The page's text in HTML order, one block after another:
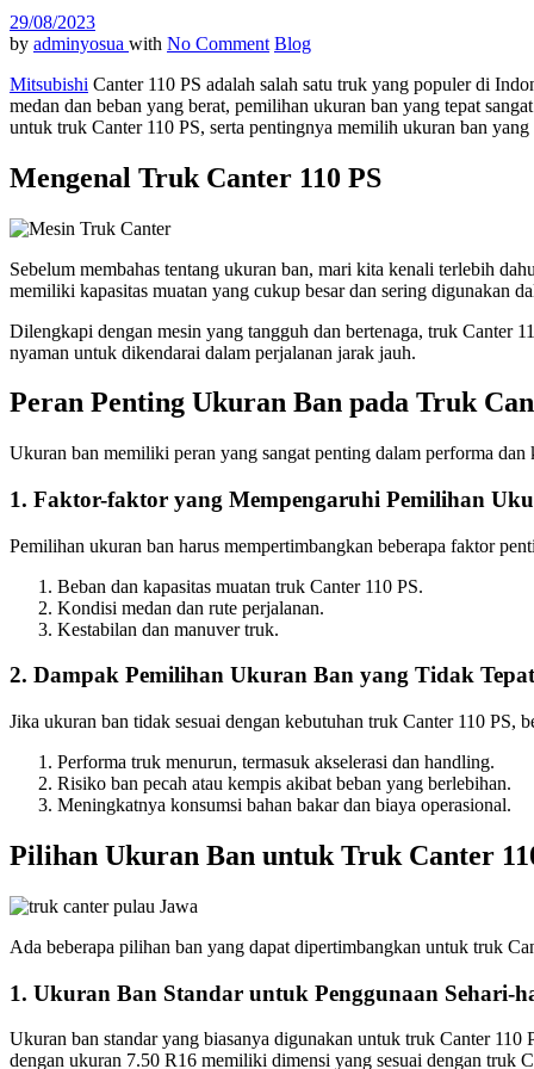
29/08/2023
by adminyosua with No Comment Blog
Mitsubishi Canter 110 PS adalah salah satu truk yang populer di
medan dan beban yang berat, pemilihan ukuran ban yang tepat
untuk truk Canter 110 PS, serta pentingnya memilih ukuran ban
Mengenal Truk Canter 110 PS
Sebelum membahas tentang ukuran ban, mari kita kenali terlebih
memiliki kapasitas muatan yang cukup besar dan sering digunakan
Dilengkapi dengan mesin yang tangguh dan bertenaga, truk Canter
nyaman untuk dikendarai dalam perjalanan jarak jauh.
Peran Penting Ukuran Ban pada Truk
Ukuran ban memiliki peran yang sangat penting dalam performa
1. Faktor-faktor yang Mempengaruhi Pemilihan
Pemilihan ukuran ban harus mempertimbangkan beberapa faktor
Beban dan kapasitas muatan truk Canter 110 PS.
Kondisi medan dan rute perjalanan.
Kestabilan dan manuver truk.
2. Dampak Pemilihan Ukuran Ban yang Tidak Tepat
Jika ukuran ban tidak sesuai dengan kebutuhan truk Canter 110 PS,
Performa truk menurun, termasuk akselerasi dan handling.
Risiko ban pecah atau kempis akibat beban yang berlebihan.
Meningkatnya konsumsi bahan bakar dan biaya operasional.
Pilihan Ukuran Ban untuk Truk Canter
Ada beberapa pilihan ban yang dapat dipertimbangkan untuk truk
1. Ukuran Ban Standar untuk Penggunaan Sehari-
Ukuran ban standar yang biasanya digunakan untuk truk Canter
dengan ukuran 7.50 R16 memiliki dimensi yang sesuai dengan truk